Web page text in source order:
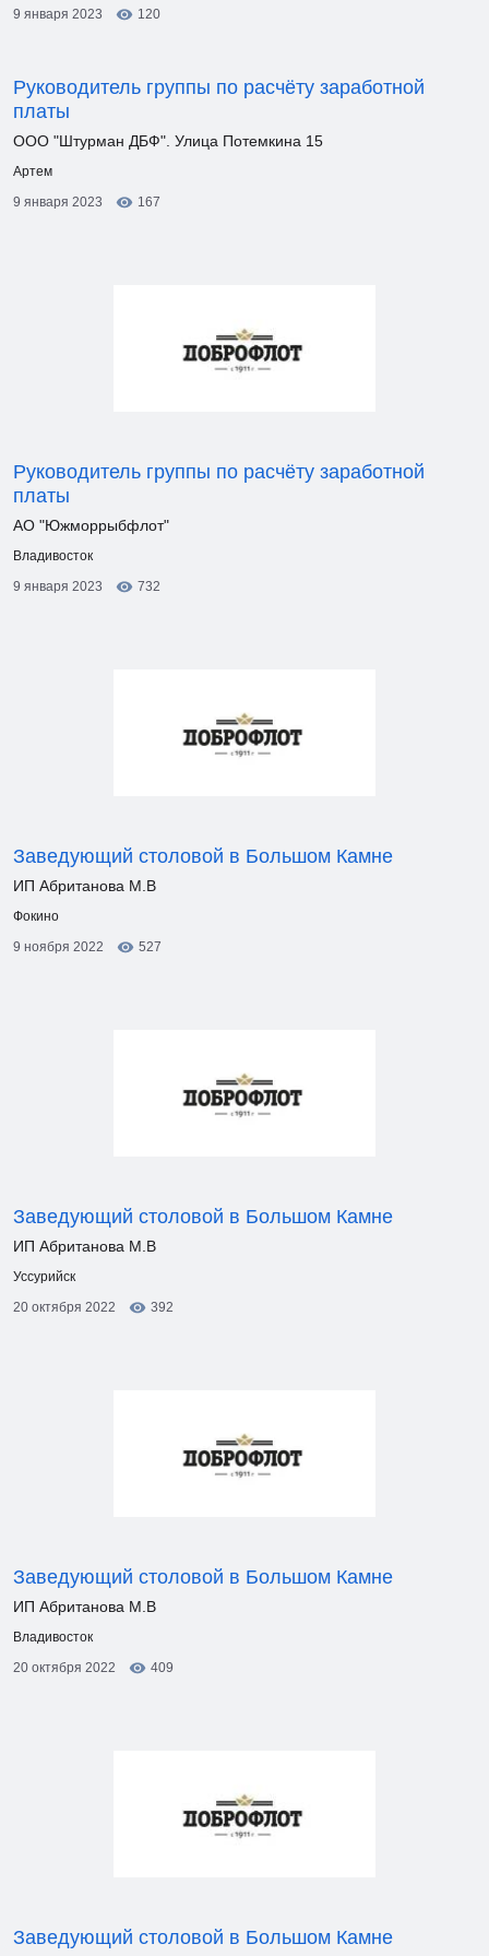
9 января 2023
120
Руководитель группы по расчёту заработной
платы
ООО "Штурман ДБФ". Улица Потемкина 15
Артем
9 января 2023
167
Руководитель группы по расчёту заработной
платы
АО "Южморрыбфлот"
Владивосток
9 января 2023
732
Заведующий столовой в Большом Камне
ИП Абританова М.В
Фокино
9 ноября 2022
527
Заведующий столовой в Большом Камне
ИП Абританова М.В
Уссурийск
20 октября 2022
392
Заведующий столовой в Большом Камне
ИП Абританова М.В
Владивосток
20 октября 2022
409
Заведующий столовой в Большом Камне